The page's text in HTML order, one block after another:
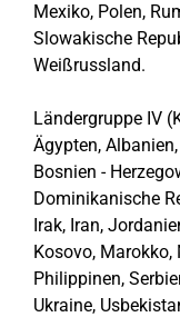
Mexiko, Polen,
Slowakische
Ländergruppe IV
Ägypten,
Bosnien -
Dominikanische
Irak, Iran,
Kosovo, Marokko,
Philippinen,
Ukraine,